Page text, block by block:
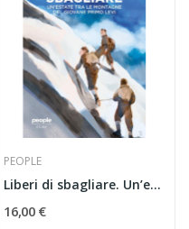
PEOPLE
Liberi di sbagliare. Un’estate tra le montagne...
16,00 €